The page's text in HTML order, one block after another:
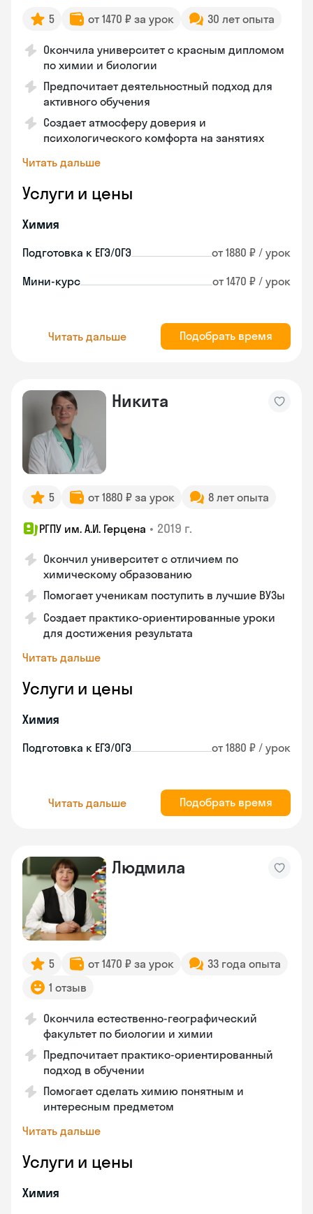
5 от 1470 ₽ за урок 30 лет опыта
Окончила университет с красным дипломом
по химии и биологии
Предпочитает деятельностный подход для
активного обучения
Создает атмосферу доверия и
психологического комфорта на занятиях
Читать дальше
Услуги и цены
Химия
Подготовка к ЕГЭ/ОГЭ от 1880 ₽ / урок
Мини-курс от 1470 ₽ / урок
Читать дальше Подобрать время
Никита
5 от 1880 ₽ за урок 8 лет опыта
РГПУ им. А.И. Герцена • 2019 г.
Окончил университет с отличием по
химическому образованию
Помогает ученикам поступить в лучшие ВУЗы
Создает практико-ориентированные уроки
для достижения результата
Читать дальше
Услуги и цены
Химия
Подготовка к ЕГЭ/ОГЭ от 1880 ₽ / урок
Читать дальше Подобрать время
Людмила
5 от 1470 ₽ за урок
33 года опыта
1 отзыв
Окончила естественно-географический
факультет по биологии и химии
Предпочитает практико-ориентированный
подход в обучении
Помогает сделать химию понятным и
интересным предметом
Читать дальше
Услуги и цены
Химия